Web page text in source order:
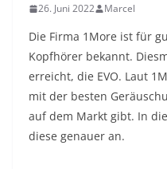
26. Juni 2022 Marcel
Die Firma 1More ist für
Kopfhörer bekannt.
erreicht, die EVO. Laut
mit der besten
auf dem Markt gibt. In
diese genauer an.